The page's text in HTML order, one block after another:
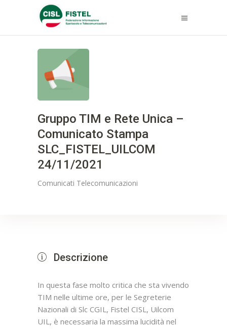
Gruppo TIM e Rete Unica –
Comunicato Stampa
SLC_FISTEL_UILCOM
24/11/2021
Comunicati Telecomunicazioni
Descrizione
In questa fase molto critica che sta vivendo
TIM nelle ultime ore, per le Segreterie
Nazionali di Slc CGIL, Fistel CISL, Uilcom
UIL, è necessaria la massima lucidità nel